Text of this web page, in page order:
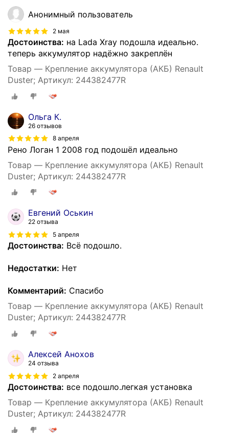
Анонимный пользователь
2 мая
Достоинства: на Lada Xray подошла идеально.
теперь аккумулятор надёжно закреплён
Товар — Крепление аккумулятора (АКБ) Renault
Duster; Артикул: 244382477R
Ольга К.
26 отзывов
8 апреля
Рено Логан 1 2008 год подошёл идеально
Товар — Крепление аккумулятора (АКБ) Renault
Duster; Артикул: 244382477R
Евгений Оськин
22 отзыва
5 апреля
Достоинства: Всё подошло.
Недостатки: Нет
Комментарий: Спасибо
Товар — Крепление аккумулятора (АКБ) Renault
Duster; Артикул: 244382477R
Алексей Анохов
24 отзыва
2 апреля
Достоинства: все подошло.легкая установка
Товар — Крепление аккумулятора (АКБ) Renault
Duster; Артикул: 244382477R